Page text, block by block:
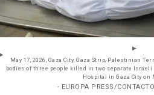
May 17, 2026, Gaza City, Gaza Strip, Palestinian
bodies of three people killed in two separate
Hospital in Gaza City on
- EUROPA PRESS/